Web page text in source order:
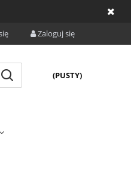
Zaloguj się
(PUSTY)